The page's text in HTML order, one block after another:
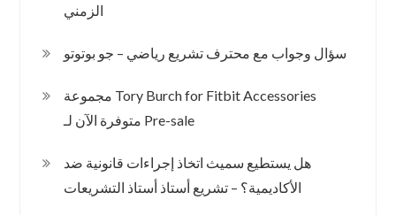
الزمني
سؤال وجواب مع محترف تشريع رياضي – جو بوتوتو
مجموعة Tory Burch for Fitbit Accessories
متوفرة الآن لـ Pre-sale
هل يستطيع سميث اتخاذ إجراءات قانونية ضد
الأكاديمية؟ – تشريع أستاذ أستاذ التشريعات